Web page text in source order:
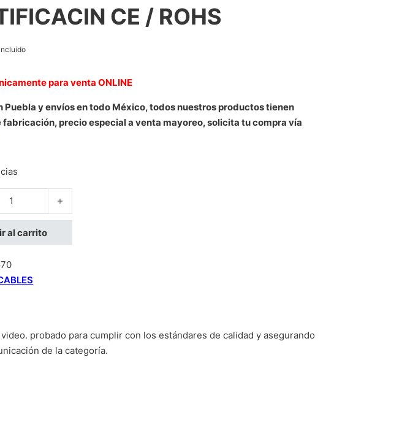
CE / ROHS
para venta ONLINE
Puebla y envíos en todo México, todos nuestros productos tienen
precio especial a venta mayoreo, solicita tu compra vía
CABLE MARCA GHIA CAT5E UTP CCA COLOR BLANCO 24 AWG 100M 328FT
al carrito
probado para cumplir con los estándares de calidad y asegurando
de la categoría.